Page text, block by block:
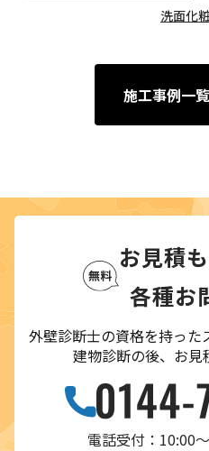
洗面化
施工事例一
お見積
各種お
外壁診断士の資格を持った
建物診断の後、お見
電話受付：10:00